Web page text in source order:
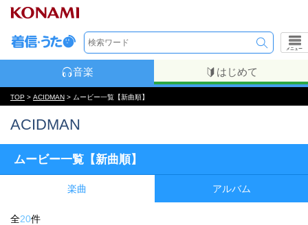
メニュー
音楽 はじめて
TOP > ACIDMAN > ムービー一覧【新曲順】
ACIDMAN
ムービー一覧【新曲順】
楽曲 アルバム
全20件